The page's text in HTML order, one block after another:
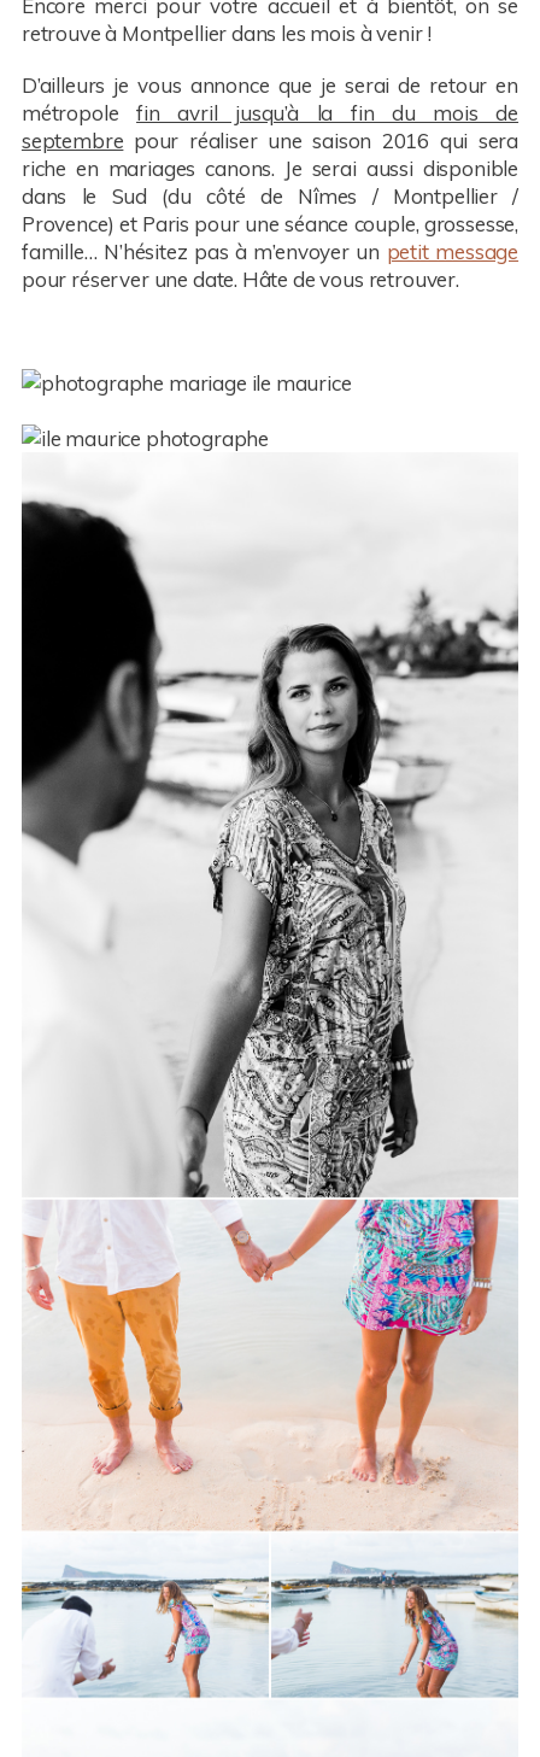
retrouve à Montpellier dans les mois à venir !
D’ailleurs je vous annonce que je serai de retour en
métropolefin avril jusqu’à la fin du mois de
septembre pour réaliser une saison 2016 qui sera
riche en mariages canons. Je serai aussi disponible
dans le Sud (du côté de Nîmes / Montpellier /
Provence) et Paris pour une séance couple, grossesse,
famille… N’hésitez pas à m’envoyer un petit message
pour réserver une date. Hâte de vous retrouver.